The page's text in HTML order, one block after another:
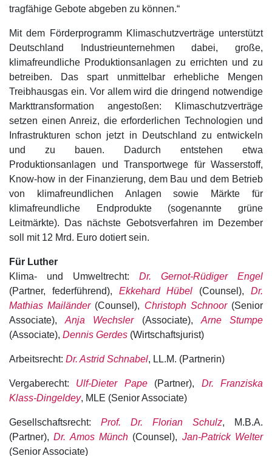
tragfähige Gebote abgeben zu können.“
Mit dem Förderprogramm Klimaschutzverträge unterstützt
Deutschland Industrieunternehmen dabei, große,
klimafreundliche Produktionsanlagen zu errichten und zu
betreiben. Das spart unmittelbar erhebliche Mengen
Treibhausgas ein. Vor allem wird die dringend notwendige
Markttransformation angestoßen: Klimaschutzverträge
setzen einen Anreiz, die erforderlichen Technologien und
Infrastrukturen schon jetzt in Deutschland zu entwickeln
und zu bauen. Dadurch entstehen etwa
Produktionsanlagen und Transportwege für Wasserstoff,
Know-how in der Finanzierung, dem Bau und dem Betrieb
von klimafreundlichen Anlagen sowie Märkte für
klimafreundliche Endprodukte (sogenannte grüne
Leitmärkte). Das nächste Gebotsverfahren im Dezember
soll mit 12 Mrd. Euro dotiert sein.
Für Luther
Klima- und Umweltrecht: Dr. Gernot-Rüdiger Engel
(Partner, federführend), Ekkehard Hübel (Counsel),Dr.
Mathias Mailänder(Counsel), Christoph Schnoor(Senior
Associate),Anja Wechsler(Associate), Arne Stumpe
(Associate), Dennis Gerdes (Wirtschaftsjurist)
Arbeitsrecht: Dr. Astrid Schnabel, LL.M. (Partnerin)
Vergaberecht: Ulf-Dieter Pape(Partner), Dr. Franziska
Klass-Dingeldey, MLE (Senior Associate)
Gesellschaftsrecht: Prof. Dr. Florian Schulz, M.B.A.
(Partner),Dr. Amos Münch (Counsel), Jan-Patrick Welter
(Senior Associate)